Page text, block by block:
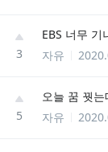
3
EBS 너무 기
자유
5
오늘 꿈 꿧는
자유